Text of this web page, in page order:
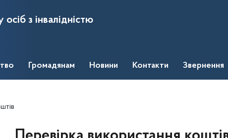
з інвалідністю
Громадянам Новини Контакти Звернення